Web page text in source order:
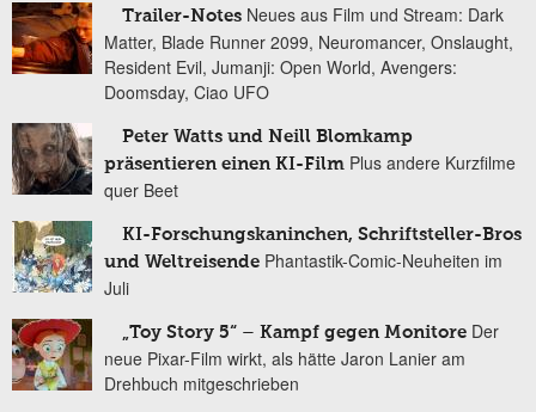
Trailer-Notes Neues aus Film und Stream: Dark
Matter, Blade Runner 2099, Neuromancer, Onslaught,
Resident Evil, Jumanji: Open World, Avengers:
Doomsday, Ciao UFO
Peter Watts und Neill Blomkamp
präsentieren einen KI-Film Plus andere Kurzfilme
quer Beet
KI-Forschungskaninchen, Schriftsteller-Bros
und Weltreisende Phantastik-Comic-Neuheiten im
Juli
„Toy Story 5“ – Kampf gegen Monitore Der
neue Pixar-Film wirkt, als hätte Jaron Lanier am
Drehbuch mitgeschrieben